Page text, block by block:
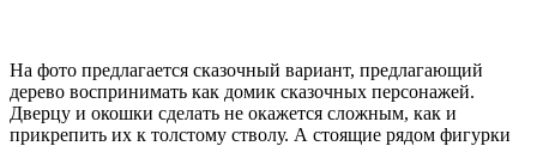
На фото предлагается сказочный вариант, предлагающий
дерево воспринимать как домик сказочных персонажей.
Дверцу и окошки сделать не окажется сложным, как и
прикрепить их к толстому стволу. А стоящие рядом фигурки